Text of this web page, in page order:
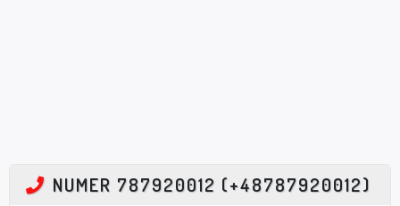
NUMER 787920012 (+48787920012)